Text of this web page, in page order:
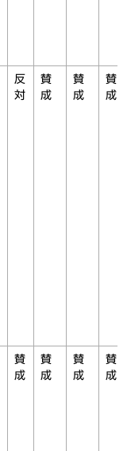
反
対
賛
成
賛
成
賛
成
賛
成
賛
成
賛
成
賛
成